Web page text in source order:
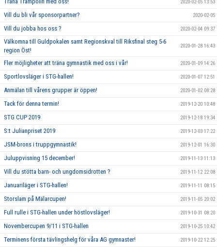
2020-02-05 13:53
Vill du bli vår sponsorpartner? 2020-02-05
Vill du jobba hos oss ? 2020-02-04 09:37
Välkomna till Guldpokalen samt Regionskval till Riksfinal steg 5-6
region Öst!
2020-01-28 16:43
Fler möjligheter att träna gymnastik med oss i vår! 2020-01-09 14:26
Sportlovsläger i STG-hallen! 2020-01-07 12:51
Anmälan till vårens grupper är öppen! 2020-01-02 08:28
Tack för denna termin! 2019-12-20 10:48
STG CUP 2019 2019-12-18 19:34
S:t Julianpriset 2019 2019-12-03 17:22
JSM-brons i truppgymnastik! 2019-12-01 16:30
Juluppvisning 15 december! 2019-11-13 11:13
Vill du stötta barn- och ungdomsidrotten ? 2019-11-12 22:08
Januariläger i STG-hallen! 2019-11-11 08:15
Storslam på Mälarcupen! 2019-11-05 20:02
Full rulle i STG-hallen under höstlovsläger! 2019-10-31 08:20
Novembercupen 9/11 i STG-hallen 2019-10-25 10:42
Terminens första tävlingshelg för våra AG gymnaster! 2019-10-22 12:25